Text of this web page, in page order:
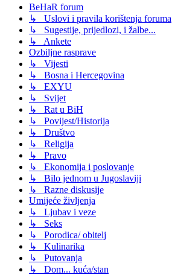
BeHaR forum
↳ Uslovi i pravila korištenja foruma
↳ Sugestije, prijedlozi, i žalbe...
↳ Ankete
Ozbiljne rasprave
↳ Vijesti
↳ Bosna i Hercegovina
↳ EXYU
↳ Svijet
↳ Rat u BiH
↳ Povijest/Historija
↳ Društvo
↳ Religija
↳ Pravo
↳ Ekonomija i poslovanje
↳ Bilo jednom u Jugoslaviji
↳ Razne diskusije
Umijeće življenja
↳ Ljubav i veze
↳ Seks
↳ Porodica/ obitelj
↳ Kulinarika
↳ Putovanja
↳ Dom... kuća/stan